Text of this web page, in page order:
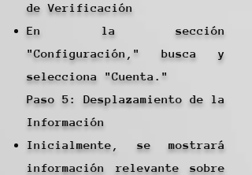
de Verificación
En la sección
"Configuración," busca y
selecciona "Cuenta."
Paso 5: Desplazamiento de la
Información
Inicialmente, se mostrará
información relevante sobre